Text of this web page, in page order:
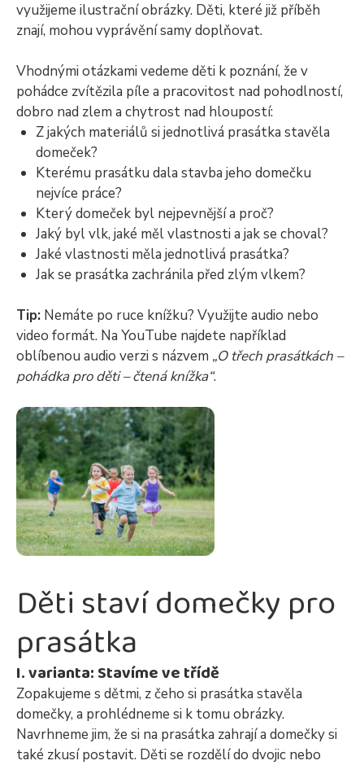
využijeme ilustrační obrázky. Děti, které již příběh
znají, mohou vyprávění samy doplňovat.
Vhodnými otázkami vedeme děti k poznání, že v
pohádce zvítězila píle a pracovitost nad pohodlností,
dobro nad zlem a chytrost nad hloupostí:
Z jakých materiálů si jednotlivá prasátka stavěla
domeček?
Kterému prasátku dala stavba jeho domečku
nejvíce práce?
Který domeček byl nejpevnější a proč?
Jaký byl vlk, jaké měl vlastnosti a jak se choval?
Jaké vlastnosti měla jednotlivá prasátka?
Jak se prasátka zachránila před zlým vlkem?
Tip: Nemáte po ruce knížku? Využijte audio nebo
video formát. Na YouTube najdete například
oblíbenou audio verzi s názvem „O třech prasátkách –
pohádka pro děti – čtená knížka“.
Děti staví domečky pro
prasátka
I. varianta: Stavíme ve třídě
Zopakujeme s dětmi, z čeho si prasátka stavěla
domečky, a prohlédneme si k tomu obrázky.
Navrhneme jim, že si na prasátka zahrají a domečky si
také zkusí postavit. Děti se rozdělí do dvojic nebo